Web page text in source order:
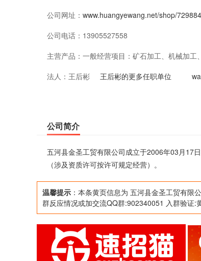
公司网址： www.huangyewang.net/shop/
公司电话： 13905527558
主营产品： 一般经营项目：矿石加工、机械加工
法人： 王后彬 王后彬的更多任职单位
公司简介
五河县金圣工贸有限公司成立于2006年03月17
（涉及资质许可按许可规定经营）。
温馨提示 ：本条黄页信息为 五河县金圣工贸有限
群反应情况或加交流QQ群:902340051 入群验证: